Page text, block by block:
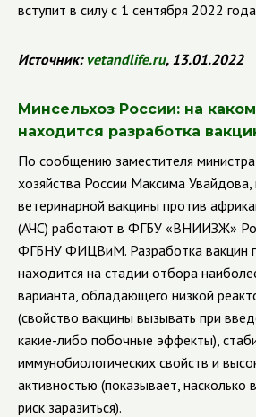
вступит в силу с 1 сентября 2022
Источник:vetandlife.ru, 13.01.2022
Минсельхоз России: на
находится разработка
По сообщению заместителя министра
хозяйства России Максима
ветеринарной вакцины против
(АЧС) работают в ФГБУ «ВНИИЗЖ»
ФГБНУ ФИЦВиМ. Разработка вакцин
находится на стадии отбора
варианта, обладающего низкой
(свойство вакцины вызывать при
какие-либо побочные эффекты),
иммунобиологических свойств и
активностью (показывает, насколько
риск заразиться).